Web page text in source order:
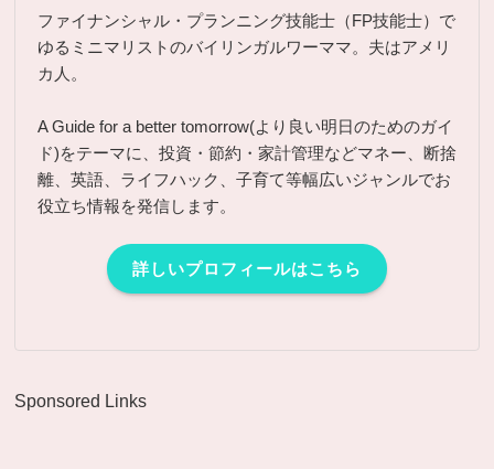
ファイナンシャル・プランニング技能士（FP技能士）で
ゆるミニマリストのバイリンガルワーママ。夫はアメリ
カ人。
A Guide for a better tomorrow(より良い明日のためのガイ
ド)をテーマに、投資・節約・家計管理などマネー、断捨
離、英語、ライフハック、子育て等幅広いジャンルでお
役立ち情報を発信します。
詳しいプロフィールはこちら
Sponsored Links